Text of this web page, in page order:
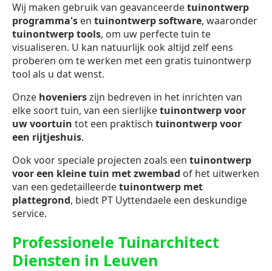
Wij maken gebruik van geavanceerdetuinontwerp
programma's en tuinontwerp software, waaronder
tuinontwerptools, om uw perfecte tuin te
visualiseren. U kan natuurlijk ook altijd zelf eens
proberen om te werken met een gratis tuinontwerp
tool als u dat wenst.
Onze hovenierszijn bedreven in het inrichten van
elke soort tuin, van een sierlijketuinontwerp voor
uw voortuin tot een praktisch tuinontwerp voor
een rijtjeshuis.
Ook voor speciale projecten zoals een tuinontwerp
voor een kleine tuin met zwembad of het uitwerken
van een gedetailleerdetuinontwerp met
plattegrond, biedt PT Uyttendaele een deskundige
service.
Professionele Tuinarchitect
Diensten in Leuven